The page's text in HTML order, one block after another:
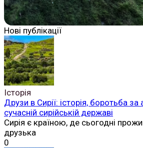
Нові публікації
Історія
Друзи в Сирії: історія, боротьба
сучасній сирійській державі
Сирія є країною, де сьогодні
друзька
0